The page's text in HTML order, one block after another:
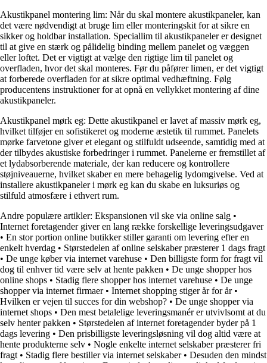
Akustikpanel montering lim: Når du skal montere akustikpaneler, kan
det være nødvendigt at bruge lim eller monteringskit for at sikre en
sikker og holdbar installation. Speciallim til akustikpaneler er designet
til at give en stærk og pålidelig binding mellem panelet og væggen
eller loftet. Det er vigtigt at vælge den rigtige lim til panelet og
overfladen, hvor det skal monteres. Før du påfører limen, er det vigtigt
at forberede overfladen for at sikre optimal vedhæftning. Følg
producentens instruktioner for at opnå en vellykket montering af dine
akustikpaneler.
Akustikpanel mørk eg: Dette akustikpanel er lavet af massiv mørk eg,
hvilket tilføjer en sofistikeret og moderne æstetik til rummet. Panelets
mørke farvetone giver et elegant og stilfuldt udseende, samtidig med at
der tilbydes akustiske forbedringer i rummet. Panelerne er fremstillet af
et lydabsorberende materiale, der kan reducere og kontrollere
støjniveauerne, hvilket skaber en mere behagelig lydomgivelse. Ved at
installere akustikpaneler i mørk eg kan du skabe en luksuriøs og
stilfuld atmosfære i ethvert rum.
Andre populære artikler: Ekspansionen vil ske via online salg •
Internet foretagender giver en lang række forskellige leveringsudgaver
• En stor portion online butikker stiller garanti om levering efter en
enkelt hverdag • Størstedelen af online selskaber præsterer 1 dags fragt
• De unge køber via internet varehuse • Den billigste form for fragt vil
dog til enhver tid være selv at hente pakken • De unge shopper hos
online shops • Stadig flere shopper hos internet varehuse • De unge
shopper via internet firmaer• Internet shopping stiger år for år•
Hvilken er vejen til succes for din webshop? • De unge shopper via
internet shops • Den mest betalelige leveringsmanér er utvivlsomt at du
selv henter pakken • Størstedelen af internet foretagender byder på 1
dags levering • Den prisbilligste leveringsløsning vil dog altid være at
hente produkterne selv • Nogle enkelte internet selskaber præsterer fri
fragt • Stadig flere bestiller via internet selskaber• Desuden den mindst